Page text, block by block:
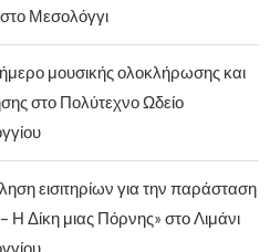
Μεσολόγγι
μουσικής ολοκλήρωσης και
στο Πολύτεχνο Ωδείο
εισιτηρίων για την παράσταση
Η Δίκη μιας Πόρνης» στο Λιμάνι